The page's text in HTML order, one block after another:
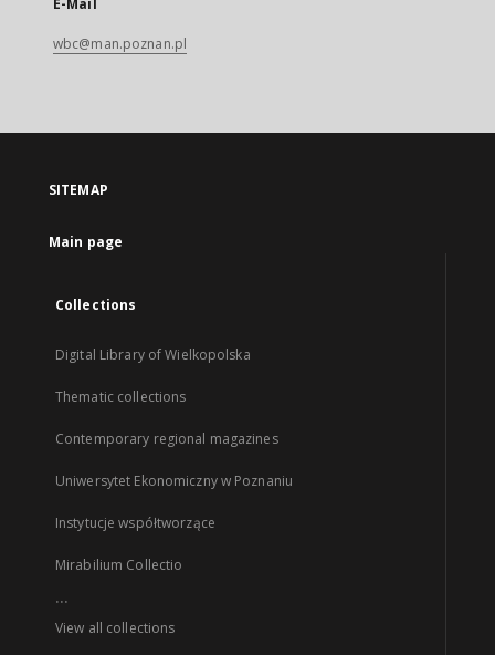
E-Mail
wbc@man.poznan.pl
SITEMAP
Main page
Collections
Digital Library of Wielkopolska
Thematic collections
Contemporary regional magazines
Uniwersytet Ekonomiczny w Poznaniu
Instytucje współtworzące
Mirabilium Collectio
...
View all collections